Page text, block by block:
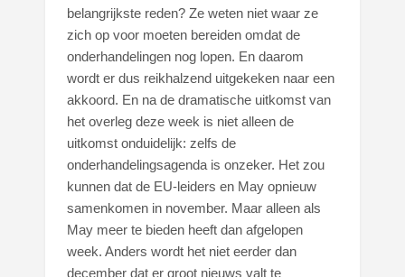
belangrijkste reden? Ze weten niet waar ze
zich op voor moeten bereiden omdat de
onderhandelingen nog lopen. En daarom
wordt er dus reikhalzend uitgekeken naar een
akkoord. En na de dramatische uitkomst van
het overleg deze week is niet alleen de
uitkomst onduidelijk: zelfs de
onderhandelingsagenda is onzeker. Het zou
kunnen dat de EU-leiders en May opnieuw
samenkomen in november. Maar alleen als
May meer te bieden heeft dan afgelopen
week. Anders wordt het niet eerder dan
december dat er groot nieuws valt te